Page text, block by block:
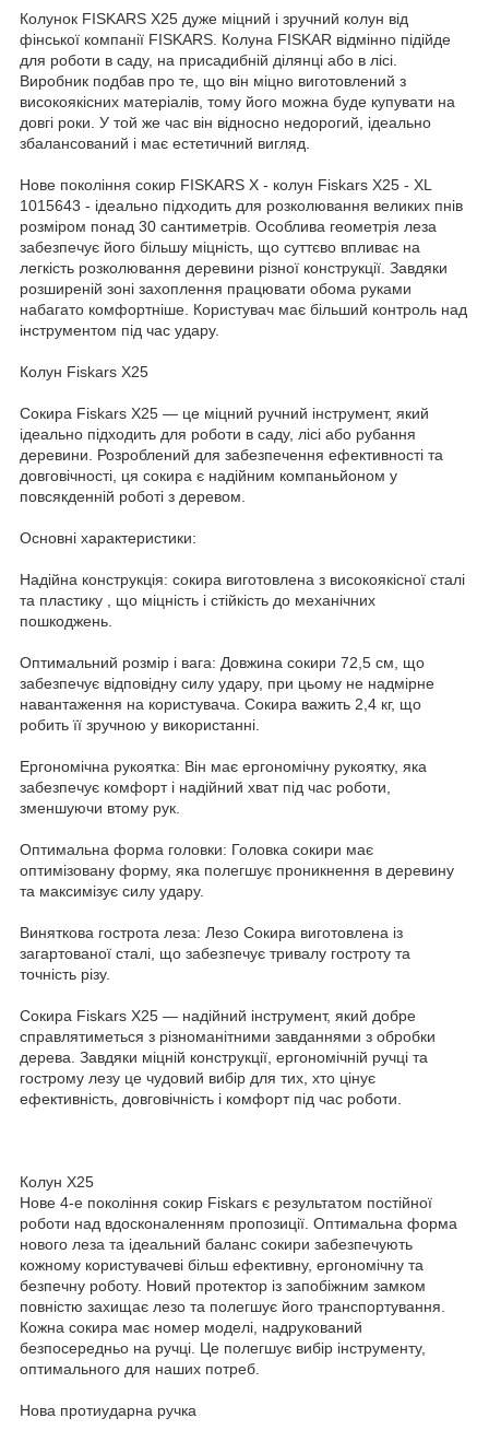
Колунок FISKARS X25 дуже міцний і зручний колун від
фінської компанії FISKARS. Колуна FISKAR відмінно підійде
для роботи в саду, на присадибній ділянці або в лісі.
Виробник подбав про те, що він міцно виготовлений з
високоякісних матеріалів, тому його можна буде купувати на
довгі роки. У той же час він відносно недорогий, ідеально
збалансований і має естетичний вигляд.
Нове покоління сокир FISKARS X - колун Fiskars X25 - XL
1015643 - ідеально підходить для розколювання великих пнів
розміром понад 30 сантиметрів. Особлива геометрія леза
забезпечує його більшу міцність, що суттєво впливає на
легкість розколювання деревини різної конструкції. Завдяки
розширеній зоні захоплення працювати обома руками
набагато комфортніше. Користувач має більший контроль над
інструментом під час удару.
Колун Fiskars X25
Сокира Fiskars X25 — це міцний ручний інструмент, який
ідеально підходить для роботи в саду, лісі або рубання
деревини. Розроблений для забезпечення ефективності та
довговічності, ця сокира є надійним компаньйоном у
повсякденній роботі з деревом.
Основні характеристики:
Надійна конструкція: сокира виготовлена з високоякісної сталі
та пластику , що міцність і стійкість до механічних
пошкоджень.
Оптимальний розмір і вага: Довжина сокири 72,5 см, що
забезпечує відповідну силу удару, при цьому не надмірне
навантаження на користувача. Сокира важить 2,4 кг, що
робить її зручною у використанні.
Ергономічна рукоятка: Він має ергономічну рукоятку, яка
забезпечує комфорт і надійний хват під час роботи,
зменшуючи втому рук.
Оптимальна форма головки: Головка сокири має
оптимізовану форму, яка полегшує проникнення в деревину
та максимізує силу удару.
Виняткова гострота леза: Лезо Сокира виготовлена із
загартованої сталі, що забезпечує тривалу гостроту та
точність різу.
Сокира Fiskars X25 — надійний інструмент, який добре
справлятиметься з різноманітними завданнями з обробки
дерева. Завдяки міцній конструкції, ергономічній ручці та
гострому лезу це чудовий вибір для тих, хто цінує
ефективність, довговічність і комфорт під час роботи.
Колун X25
Нове 4-е покоління сокир Fiskars є результатом постійної
роботи над вдосконаленням пропозиції. Оптимальна форма
нового леза та ідеальний баланс сокири забезпечують
кожному користувачеві більш ефективну, ергономічну та
безпечну роботу. Новий протектор із запобіжним замком
повністю захищає лезо та полегшує його транспортування.
Кожна сокира має номер моделі, надрукований
безпосередньо на ручці. Це полегшує вибір інструменту,
оптимального для наших потреб.
Нова протиударна ручка